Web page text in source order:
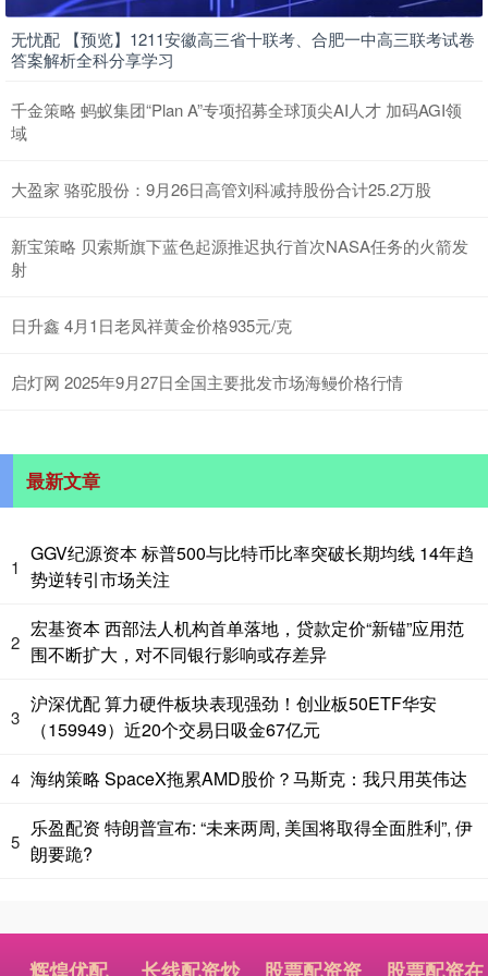
无忧配 【预览】1211安徽高三省十联考、合肥一中高三联考试卷
答案解析全科分享学习
千金策略 蚂蚁集团“Plan A”专项招募全球顶尖AI人才 加码AGI领
域
大盈家 骆驼股份：9月26日高管刘科减持股份合计25.2万股
新宝策略 贝索斯旗下蓝色起源推迟执行首次NASA任务的火箭发
射
日升鑫 4月1日老凤祥黄金价格935元/克
启灯网 2025年9月27日全国主要批发市场海鳗价格行情
最新文章
1
GGV纪源资本 标普500与比特币比率突破长期均线 14年趋
势逆转引市场关注
2
宏基资本 西部法人机构首单落地，贷款定价“新锚”应用范
围不断扩大，对不同银行影响或存差异
3
沪深优配 算力硬件板块表现强劲！创业板50ETF华安
（159949）近20个交易日吸金67亿元
4 海纳策略 SpaceX拖累AMD股价？马斯克：我只用英伟达
5
乐盈配资 特朗普宣布: “未来两周, 美国将取得全面胜利”, 伊
朗要跪?